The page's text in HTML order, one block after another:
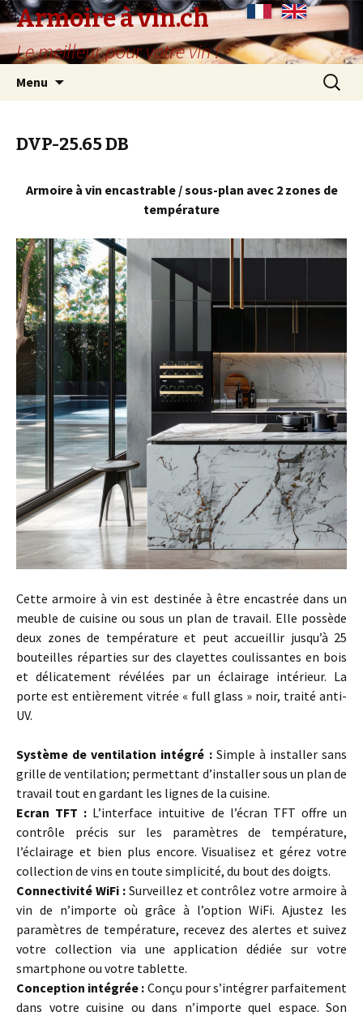
Armoire à vin.ch
Le meilleur pour votre vin !
Menu
DVP-25.65 DB
Armoire à vin encastrable / sous-plan avec 2 zones de
température
Cette armoire à vin est destinée à être encastrée dans un
meuble de cuisine ou sous un plan de travail. Elle possède
deux zones de température et peut accueillir jusqu’à 25
bouteilles réparties sur des clayettes coulissantes en bois
et délicatement révélées par un éclairage intérieur. La
porte est entièrement vitrée « full glass » noir, traité anti-
UV.
Système de ventilation intégré : Simple à installer sans
grille de ventilation; permettant d’installer sous un plan de
travail tout en gardant les lignes de la cuisine.
Ecran TFT : L’interface intuitive de l’écran TFT offre un
contrôle précis sur les paramètres de température,
l’éclairage et bien plus encore. Visualisez et gérez votre
collection de vins en toute simplicité, du bout des doigts.
Connectivité WiFi : Surveillez et contrôlez votre armoire à
vin de n’importe où grâce à l’option WiFi. Ajustez les
paramètres de température, recevez des alertes et suivez
votre collection via une application dédiée sur votre
smartphone ou votre tablette.
Conception intégrée : Conçu pour s’intégrer parfaitement
dans votre cuisine ou dans n’importe quel espace. Son